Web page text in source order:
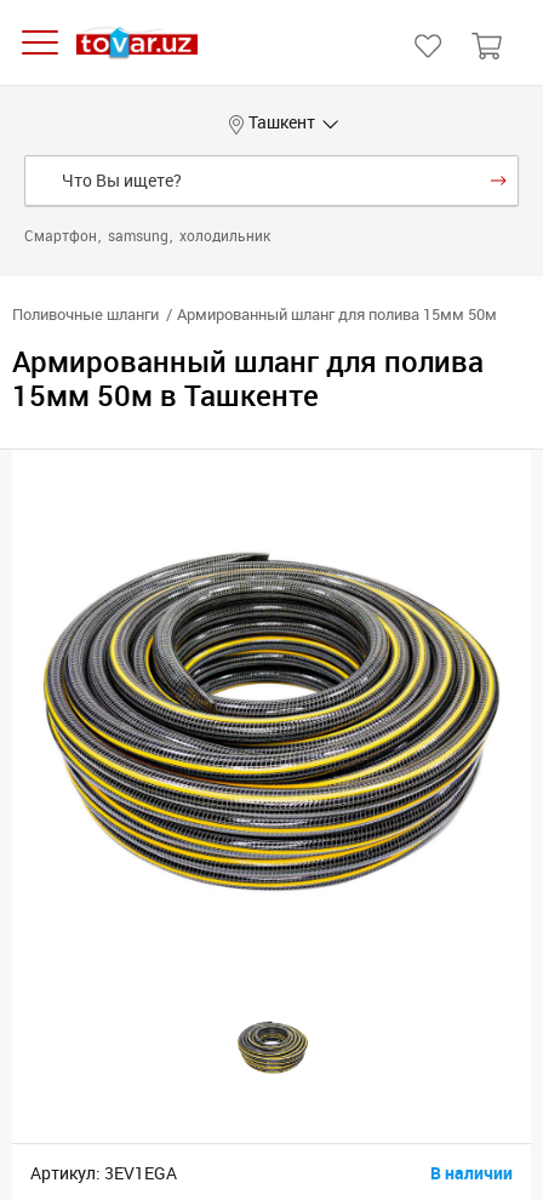
Ташкент
Смартфон samsung холодильник
Поливочные шланги Армированный шланг для полива 15мм 50м
Армированный шланг для полива
15мм 50м в Ташкенте
Артикул: 3EV1EGA В наличии